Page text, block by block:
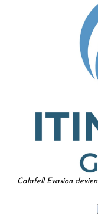
Calafell Evasion